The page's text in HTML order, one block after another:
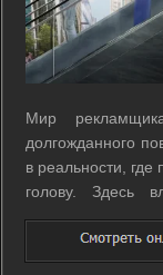
Мир
долгожданного
в реальности,
голову. Здесь
принадлежат
прежних
объект для